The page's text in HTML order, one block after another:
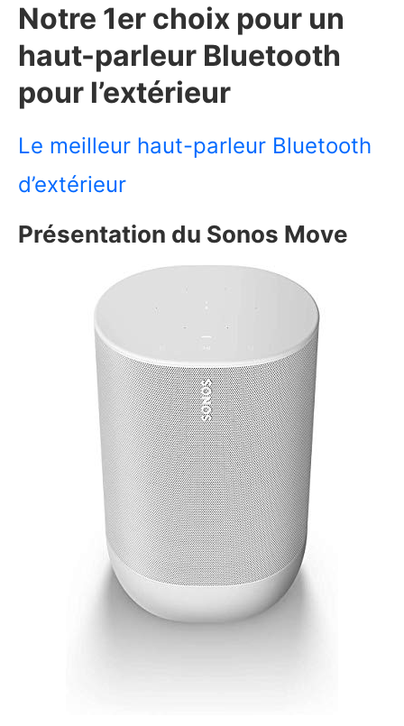
Notre 1er choix pour un
haut-parleur Bluetooth
pour l’extérieur
Le meilleur haut-parleur Bluetooth
d’extérieur
Présentation du Sonos Move